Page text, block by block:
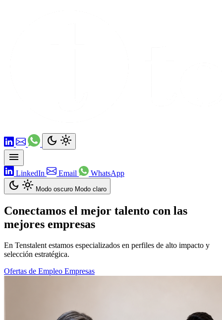
dark_mode light_mode
menu
LinkedIn Email WhatsApp
dark_mode light_mode Modo oscuro Modo claro
Conectamos el mejor talento con las
mejores empresas
En Tenstalent estamos especializados en perfiles de alto impacto y
selección estratégica.
Ofertas de Empleo Empresas